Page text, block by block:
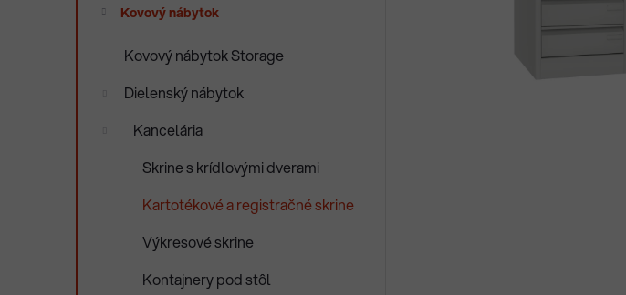
Kovový nábytok
Kovový nábytok Storage
Dielenský nábytok
Kancelária
Skrine s krídlovými dverami
Kartotékové a registračné skrine
Výkresové skrine
Kontajnery pod stôl